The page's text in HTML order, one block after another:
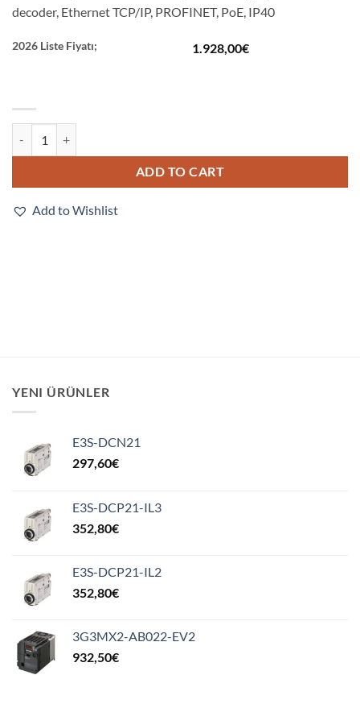
decoder, Ethernet TCP/IP, PROFINET, PoE, IP40
2026 Liste Fiyatı; 1.928,00€
ADD TO CART
Add to Wishlist
YENI ÜRÜNLER
E3S-DCN21
297,60€
E3S-DCP21-IL3
352,80€
E3S-DCP21-IL2
352,80€
3G3MX2-AB022-EV2
932,50€